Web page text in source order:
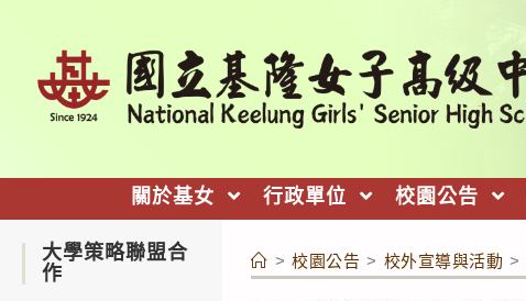
關於基女 行政單位 校園公告
> 校園公告 > 校外宣導與活動 >
大學策略聯盟合
作